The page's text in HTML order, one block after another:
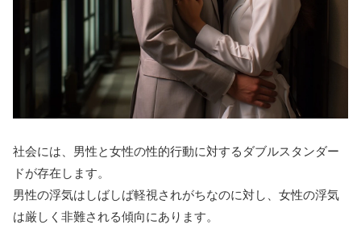
社会には、男性と女性の性的行動に対するダブルスタンダー
ドが存在します。
男性の浮気はしばしば軽視されがちなのに対し、女性の浮気
は厳しく非難される傾向にあります。